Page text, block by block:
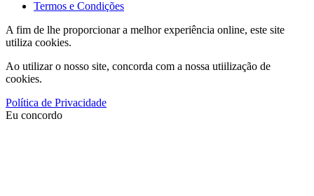
Termos e Condições
A fim de lhe proporcionar a melhor experiência online, este site
utiliza cookies.
Ao utilizar o nosso site, concorda com a nossa utiilização de
cookies.
Política de Privacidade
Eu concordo